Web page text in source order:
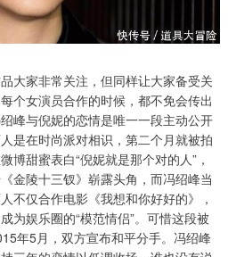
大家非常关注，但同样让大家备受关
个女演员合作的时候，都不免会传出
峰与倪妮的恋情是唯一一段主动公开
是在时尚派对相识，第二个月就被拍
博甜蜜表白“倪妮就是那个对的人”，
金陵十三钗》崭露头角，而冯绍峰当
不仅合作电影《我想和你好好的》，
为娱乐圈的“模范情侣”。可惜这段被
年5月，双方宣布和平分手。冯绍峰